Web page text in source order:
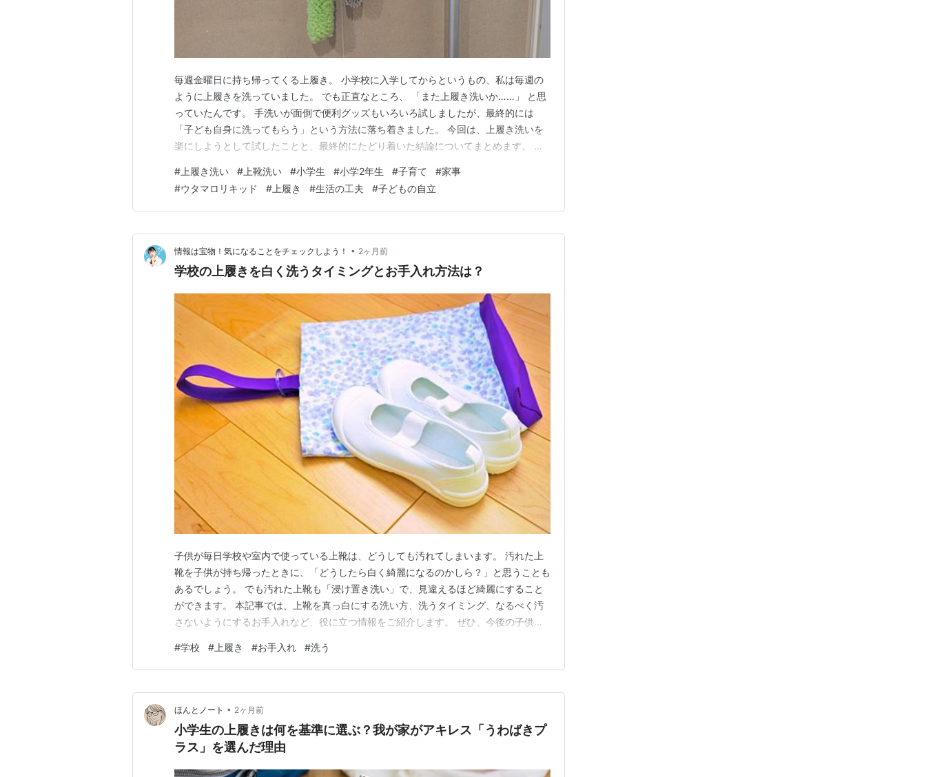
毎週金曜日に持ち帰ってくる上履き。 小学校に入学してからというもの、私は毎週の
ように上履きを洗っていました。 でも正直なところ、 「また上履き洗いか……」 と思
っていたんです。 手洗いが面倒で便利グッズもいろいろ試しましたが、最終的には
「子ども自身に洗ってもらう」という方法に落ち着きました。 今回は、上履き洗いを
楽にしようとして試したことと、最終的にたどり着いた結論についてまとめます。 上
ットも試した よく考えたら、自分も小学生の頃は自分で洗っていた 結局、上履きは手
洗いが一番きれいになって時短だった わが家で使っ…
# 上履き洗い # 上靴洗い #小学生 #小学2年生 #子育て #家事
#ウタマロリキッド # 上履き #生活の工夫 #子どもの自立
情報は宝物！気になることをチェックしよう！ • 2ヶ月前
学校の上履きを白く洗うタイミングとお手入れ方法は？
子供が毎日学校や室内で使っている上靴は、どうしても汚れてしまいます。 汚れた上
靴を子供が持ち帰ったときに、「どうしたら白く綺麗になるのかしら？」と思うことも
あるでしょう。 でも汚れた上靴も「浸け置き洗い」で、見違えるほど綺麗にすること
ができます。 本記事では、上靴を真っ白にする洗い方、洗うタイミング、なるべく汚
さないようにするお手入れなど、役に立つ情報をご紹介します。 ぜひ、今後の子供の
白に！綺麗によみがえる洗い方は？ （準備するもの） （洗い方） 週末に洗う？上履き
を洗うベストタイミングは？ （上履きを洗う…
#学校 # 上履き #お手入れ #洗う
ほんとノート • 2ヶ月前
小学生の上履きは何を基準に選ぶ？我が家がアキレス「うわばきプ
ラス」を選んだ理由